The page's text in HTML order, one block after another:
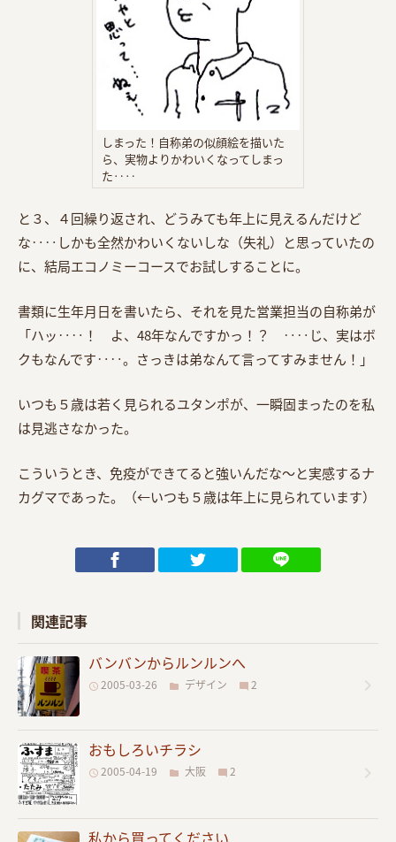
しまった！自称弟の似顔絵を描いた
ら、実物よりかわいくなってしまっ
た‥‥
と３、４回繰り返され、どうみても年上に見えるんだけど
な‥‥しかも全然かわいくないしな（失礼）と思っていたの
に、結局エコノミーコースでお試しすることに。
書類に生年月日を書いたら、それを見た営業担当の自称弟が
「ハッ‥‥！ よ、48年なんですかっ！？ ‥‥じ、実はボ
クもなんです‥‥。さっきは弟なんて言ってすみません！」
いつも５歳は若く見られるユタンポが、一瞬固まったのを私
は見逃さなかった。
こういうとき、免疫ができてると強いんだな〜と実感するナ
カグマであった。（←いつも５歳は年上に見られています）
関連記事
バンバンからルンルンへ
2005-03-26 デザイン 2
おもしろいチラシ
2005-04-19 大阪 2
私から買ってください